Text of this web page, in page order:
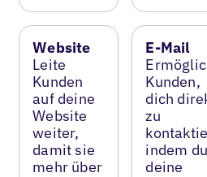
Website
Leite
Kunden
auf deine
Website
weiter,
damit sie
mehr über
E-Mail
Kunden,
dich
zu
indem du
deine